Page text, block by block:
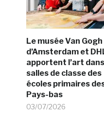
Le musée Van Gogh
d’Amsterdam et
apportent l’art
salles de classe des
écoles primaires
Pays-bas
03/07/2026